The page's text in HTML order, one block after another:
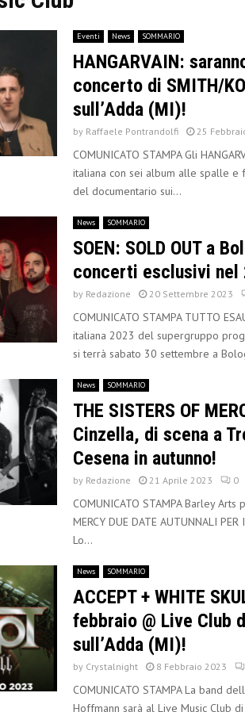
Eventi News SOMMARIO
HANGARVAIN:
concerto di SMITH/
sull’Adda (MI)!
by Raffaele Pontrandolfi 25
COMUNICATO STAMPA Gli
italiana con sei album alle spalle e
del documentario sui...
News SOMMARIO
SOEN: SOLD OUT a
concerti esclusivi nel
by Redazione 20 Settembre 2023
COMUNICATO STAMPA TUTTO
italiana 2023 del supergruppo
si terrà sabato 30 settembre a
News SOMMARIO
THE SISTERS OF
Cinzella, di scena a
Cesena in autunno!
by Redazione 21 Aprile 2023 0
COMUNICATO STAMPA Barley Arts
MERCY DUE DATE AUTUNNALI PER
Lo...
News SOMMARIO
ACCEPT + WHITE
febbraio @ Live Club
sull’Adda (MI)!
by Crystalnight 8 Febbraio 2023
COMUNICATO STAMPA La band
Hoffmann sarà al Live Music Club